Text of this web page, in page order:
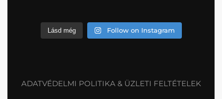
Lásd még Follow on Instagram
ADATVÉDELMI POLITIKA & ÜZLETI FELTÉTELEK